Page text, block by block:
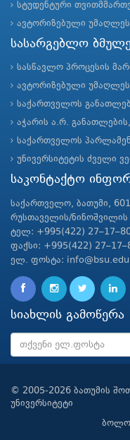
სტუდენტური
ავტორიზებული
სასარგებლო
სასწავლო პროცესის
ავტორიზებული
საქართველოს
აჭარის ა.რ.
საქართველოს
უნივერსიტეტის ძველი
საკონტაქტო
საქართველო, ბათუმი,
რუსთაველის/ნინოშვილის
ტელ: +995(422)
ფაქსი: +995(422)
ელ. ფოსტა:
სიახლის გამოწერა
© 2005-2026 ბათუმის
უნივერსიტეტი
ბოლო